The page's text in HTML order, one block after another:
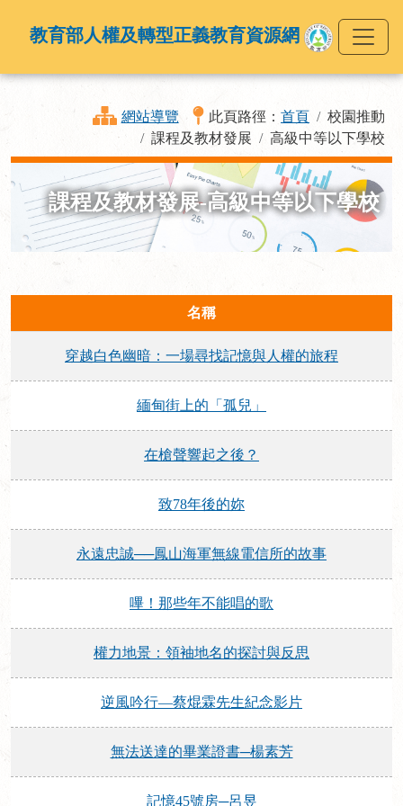
教育部人權及轉型正義教育資源網
網站導覽 此頁路徑： 首頁
校園推動
課程及教材發展
高級中等以下學校
課程及教材發展-高級中等以下學校
名稱
穿越白色幽暗：一場尋找記憶與人權的旅程
緬甸街上的「孤兒」
在槍聲響起之後？
致78年後的妳
永遠忠誠──鳳山海軍無線電信所的故事
嗶！那些年不能唱的歌
權力地景：領袖地名的探討與反思
逆風吟行—蔡焜霖先生紀念影片
無法送達的畢業證書─楊素芳
記憶45號房─呂昱